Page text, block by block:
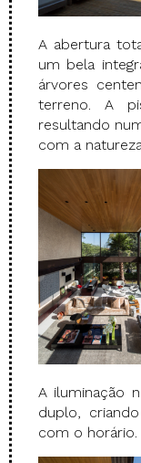
A abertura
um bela
árvores
terreno. A
resultando
com a
A iluminação
duplo,
com o horário.